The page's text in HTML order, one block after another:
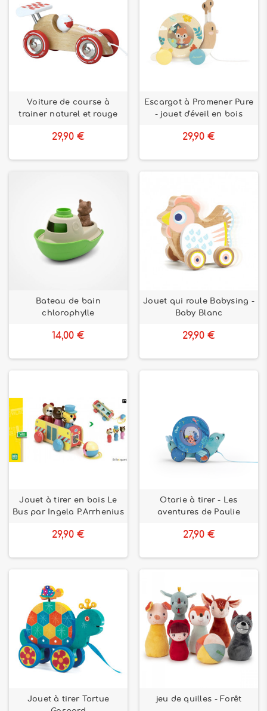
Voiture de course à
trainer naturel et rouge
29,90 €
Escargot à Promener Pure
- jouet d'éveil en bois
29,90 €
Bateau de bain
chlorophylle
14,00 €
Jouet qui roule Babysing -
Baby Blanc
29,90 €
Jouet à tirer en bois Le
Bus par Ingela P.Arrhenius
29,90 €
Otarie à tirer - Les
aventures de Paulie
27,90 €
Jouet à tirer Tortue
jeu de quilles - Forêt